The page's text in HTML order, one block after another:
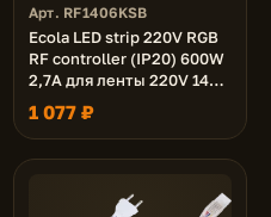
Арт. RF1406KSB
Ecola LED strip 220V RGB
RF controller (IP20) 600W
2,7A для ленты 220V 14x7
IP68 с радиопультом
1 077 ₽